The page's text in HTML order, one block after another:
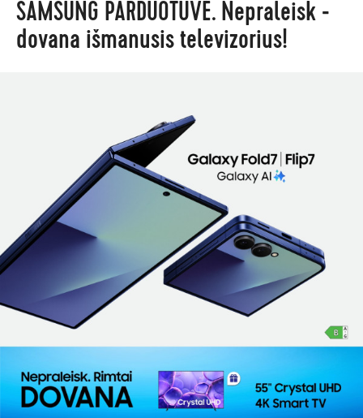
SAMSUNG PARDUOTUVĖ. Nepraleisk -
dovana išmanusis televizorius!